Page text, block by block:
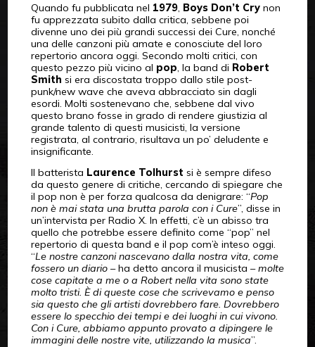
Quando fu pubblicata nel 1979, Boys Don’t Crynon
fu apprezzata subito dalla critica, sebbene poi
divenne uno dei più grandi successi dei Cure, nonché
una delle canzoni più amate e conosciute del loro
repertorio ancora oggi. Secondo molti critici, con
questo pezzo più vicino al pop, la band di Robert
Smith si era discostata troppo dallo stile post-
punk/new wave che aveva abbracciato sin dagli
esordi. Molti sostenevano che, sebbene dal vivo
questo brano fosse in grado di rendere giustizia al
grande talento di questi musicisti, la versione
registrata, al contrario, risultava un po’ deludente e
insignificante.
Il batterista Laurence Tolhurst si è sempre difeso
da questo genere di critiche, cercando di spiegare che
il pop non è per forza qualcosa da denigrare: “Pop
non è mai stata una brutta parola con i Cure”, disse in
un’intervista per Radio X. In effetti, c’è un abisso tra
quello che potrebbe essere definito come “pop” nel
repertorio di questa band e il pop com’è inteso oggi.
“Le nostre canzoni nascevano dalla nostra vita, come
fossero un diario– ha detto ancora il musicista –molte
cose capitate a me o a Robert nella vita sono state
molto tristi. È di queste cose che scrivevamo e penso
sia questo che gli artisti dovrebbero fare. Dovrebbero
essere lo specchio dei tempi e dei luoghi in cui vivono.
Con i Cure, abbiamo appunto provato a dipingere le
immagini delle nostre vite, utilizzando la musica”.